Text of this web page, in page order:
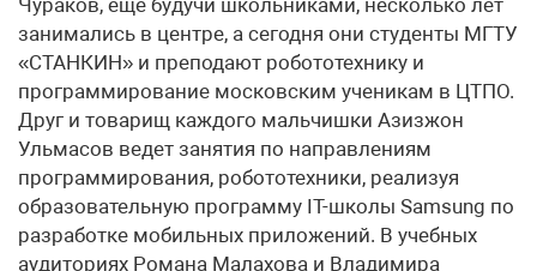
Чураков, еще будучи школьниками, несколько лет
занимались в центре, а сегодня они студенты МГТУ
«СТАНКИН» и преподают робототехнику и
программирование московским ученикам в ЦТПО.
Друг и товарищ каждого мальчишки Азизжон
Ульмасов ведет занятия по направлениям
программирования, робототехники, реализуя
образовательную программу IT-школы Samsung по
разработке мобильных приложений. В учебных
аудиториях Романа Малахова и Владимира